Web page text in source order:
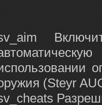
(Steyr